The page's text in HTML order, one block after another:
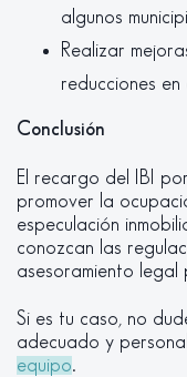
algunos
Realizar
reducciones en
Conclusión
El recargo del IBI
promover la
especulación
conozcan las
asesoramiento legal
Si es tu caso, no
adecuado y
equipo.